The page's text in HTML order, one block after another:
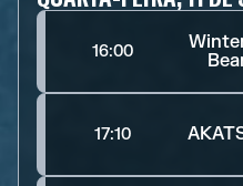
16:00
17:10